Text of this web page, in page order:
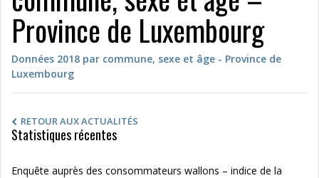
Province de Luxembourg
Données 2018 par commune, sexe et âge - Province de
Luxembourg
RETOUR AUX ACTUALITÉS
Statistiques récentes
Enquête auprès des consommateurs wallons – indice de la